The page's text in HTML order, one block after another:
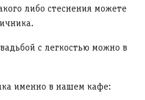
либо стеснения можете
с легкостью можно в
именно в нашем кафе: